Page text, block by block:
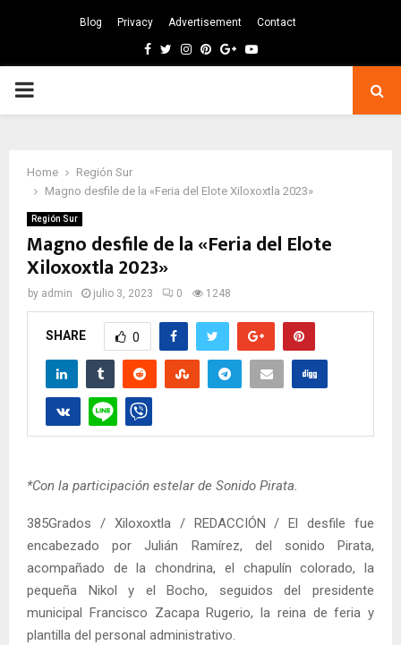
Blog Privacy Advertisement Contact
Facebook
TwitterInstagram
Pinterest
GoogleYoutube
PRIMARY
Home
Región Sur
Magno desfile de la «Feria del Elote Xiloxoxtla 2023»
Región Sur
Magno desfile de la «Feria del Elote
Xiloxoxtla 2023»
by admin julio 3, 2023 0 1248
SHARE 0
*Con la participación estelar de Sonido Pirata.
385Grados / Xiloxoxtla / REDACCIÓN / El desfile fue
encabezado por Julián Ramírez, del sonido Pirata,
acompañado de la chondrina, el chapulín colorado, la
pequeña Nikol y el Bocho, seguidos del presidente
municipal Francisco Zacapa Rugerio, la reina de feria y
plantilla del personal administrativo.